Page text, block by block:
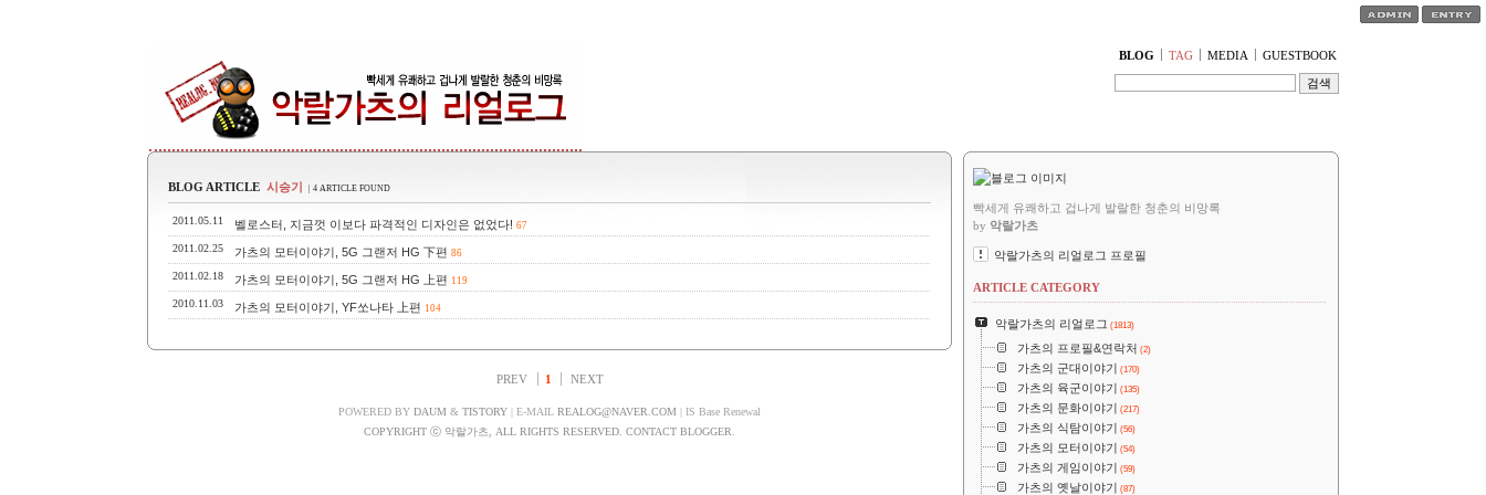
BLOG TAG MEDIA GUESTBOOK
BLOG ARTICLE 시승기 | 4 ARTICLE FOUND
2011.05.11 벨로스터, 지금껏 이보다 파격적인 디자인은 없었다! 67
2011.02.25 가츠의 모터이야기, 5G 그랜저 HG 下편 86
2011.02.18 가츠의 모터이야기, 5G 그랜저 HG 上편 119
2010.11.03 가츠의 모터이야기, YF쏘나타 上편 104
PREV 1 NEXT
POWERED BY DAUM & TISTORY | E-MAIL REALOG@NAVER.COM | IS Base Renewal
COPYRIGHT ⓒ 악랄가츠, ALL RIGHTS RESERVED. CONTACT BLOGGER.
빡세게 유쾌하고 겁나게 발랄한 청춘의 비망록
by 악랄가츠
악랄가츠의 리얼로그 프로필
ARTICLE CATEGORY
악랄가츠의 리얼로그 (1813)
가츠의 프로필&연락처 (2)
가츠의 군대이야기 (170)
가츠의 육군이야기 (135)
가츠의 문화이야기 (217)
가츠의 식탐이야기 (56)
가츠의 모터이야기 (54)
가츠의 게임이야기 (59)
가츠의 옛날이야기 (87)
티스토리툴바